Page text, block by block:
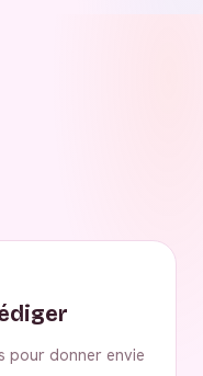
pour donner envie